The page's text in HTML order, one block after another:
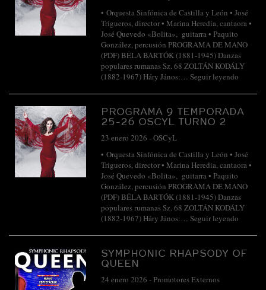
• Orquesta Sinfónica de Castilla y León • José
Trigueros, director • Marina Heredia, cantaora •
José Quevedo «Bolita», guitarra • Paquito
González, percusión PROGRAMA DE MANO
(PDF) BÉLA BARTÓK (1881-1945) Danzas
populares rumanas Sz. 68 ZOLTÁN KODÁLY
(1882-1967) Háry János:… Seguir leyendo
PROGRAMA 9 TEMPORADA
25-26 OSCYL TURNO 2
23 enero 2026 -OSCyL
• Orquesta Sinfónica de Castilla y León • José
Trigueros, director • Marina Heredia, cantaora •
José Quevedo «Bolita», guitarra • Paquito
González, percusión PROGRAMA DE MANO
(PDF) BÉLA BARTÓK (1881-1945) Danzas
populares rumanas Sz. 68 ZOLTÁN KODÁLY
(1882-1967) Háry János:… Seguir leyendo
SYMPHONIC RHAPSODY OF
QUEEN
24 enero 2026 -Promotores Externos